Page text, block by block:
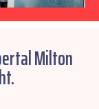
Milton